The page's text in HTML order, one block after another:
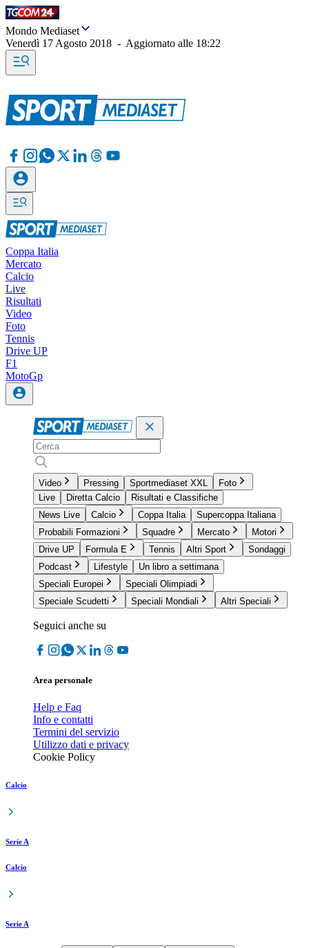
Mondo Mediaset
Venerdì 17 Agosto 2018 - Aggiornato alle 18:22
Coppa Italia
Mercato
Calcio
Live
Risultati
Video
Foto
Tennis
Drive UP
F1
MotoGp
Video Pressing Sportmediaset XXL
Foto
Live
Diretta Calcio
Risultati e Classifiche
News Live
Calcio Coppa Italia
Supercoppa Italiana
Probabili Formazioni
Squadre Mercato
Motori
Drive UP
Formula E Tennis Altri Sport
Sondaggi
Podcast
Lifestyle
Un libro a settimana
Speciali Europei
Speciali Olimpiadi
Speciale Scudetti
Speciali Mondiali Altri Speciali
Seguici anche su
Area personale
Help e Faq
Info e contatti
Termini del servizio
Utilizzo dati e privacy
Cookie Policy
Calcio
Serie A
Calcio
Serie A